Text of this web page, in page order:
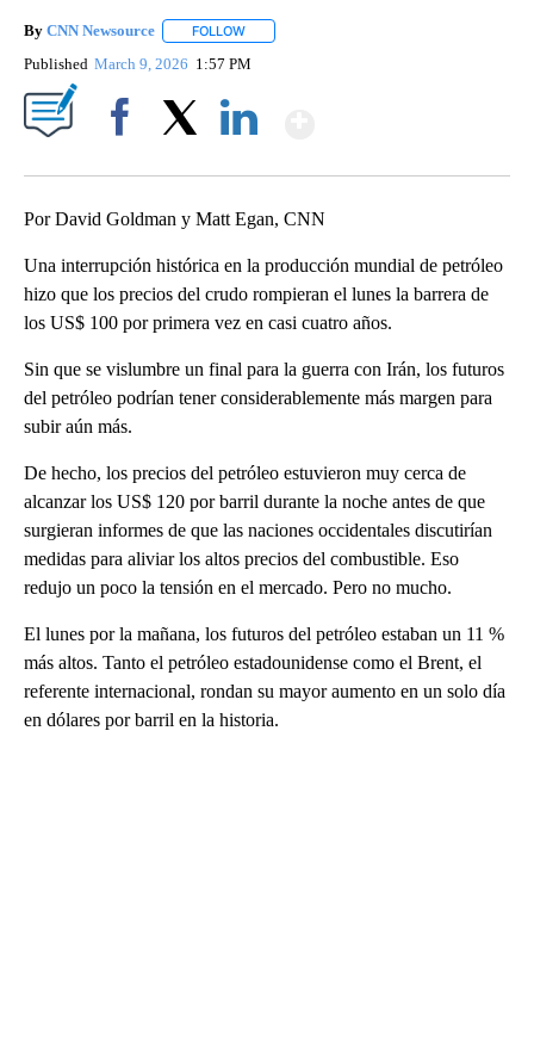
By CNN Newsource FOLLOW
Published March 9, 2026 1:57 PM
Por David Goldman y Matt Egan, CNN
Una interrupción histórica en la producción mundial de petróleo
hizo que los precios del crudo rompieran el lunes la barrera de
los US$ 100 por primera vez en casi cuatro años.
Sin que se vislumbre un final para la guerra con Irán, los futuros
del petróleo podrían tener considerablemente más margen para
subir aún más.
De hecho, los precios del petróleo estuvieron muy cerca de
alcanzar los US$ 120 por barril durante la noche antes de que
surgieran informes de que las naciones occidentales discutirían
medidas para aliviar los altos precios del combustible. Eso
redujo un poco la tensión en el mercado. Pero no mucho.
El lunes por la mañana, los futuros del petróleo estaban un 11 %
más altos. Tanto el petróleo estadounidense como el Brent, el
referente internacional, rondan su mayor aumento en un solo día
en dólares por barril en la historia.